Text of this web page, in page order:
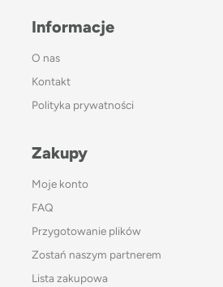
Informacje
O nas
Kontakt
Polityka prywatności
Zakupy
Moje konto
FAQ
Przygotowanie plików
Zostań naszym partnerem
Lista zakupowa